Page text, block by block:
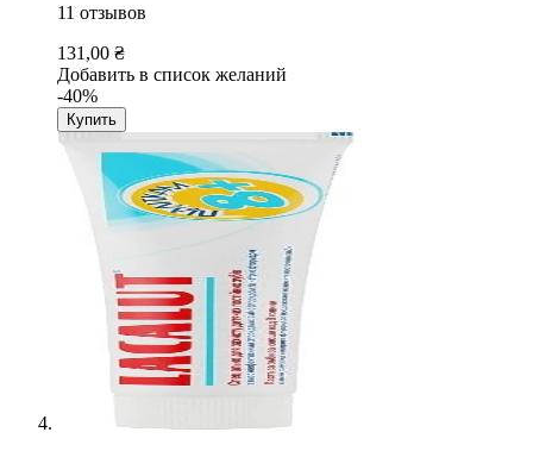
11 отзывов
131,00 ₴
Добавить в список желаний
-40%
Купить